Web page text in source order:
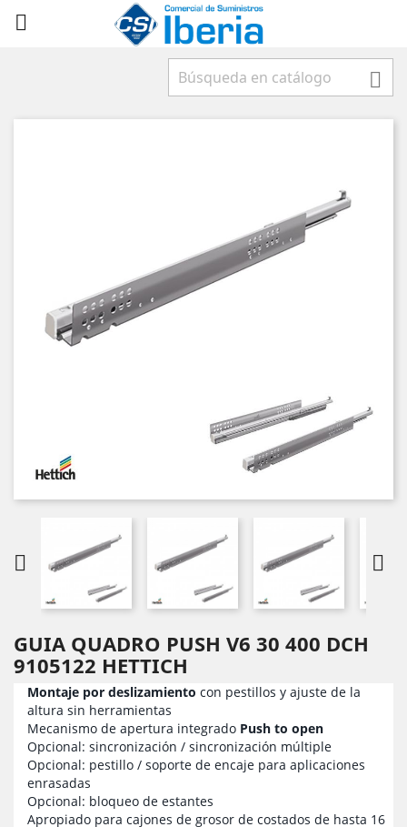


 
GUIA QUADRO PUSH V6 30 400 DCH
9105122 HETTICH
Montaje por deslizamiento con pestillos y ajuste de la
altura sin herramientas
Mecanismo de apertura integrado Push to open
Opcional: sincronización / sincronización múltiple
Opcional: pestillo / soporte de encaje para aplicaciones
enrasadas
Opcional: bloqueo de estantes
Apropiado para cajones de grosor de costados de hasta 16